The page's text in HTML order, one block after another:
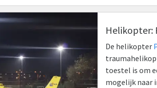
Helikopter:
De helikopter
toestel is om
mogelijk naar